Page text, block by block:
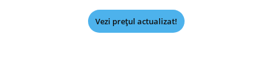
Vezi prețul actualizat!